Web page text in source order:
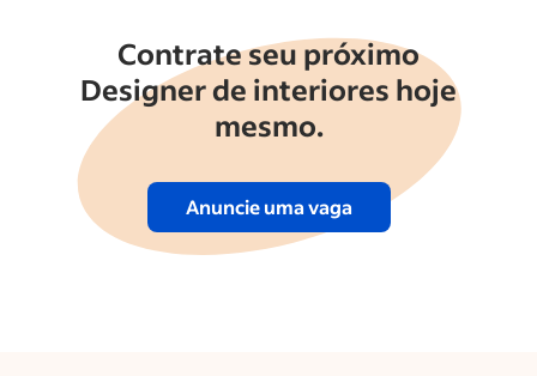
Contrate seu próximo
Designer de interiores hoje
mesmo.
Anuncie uma vaga